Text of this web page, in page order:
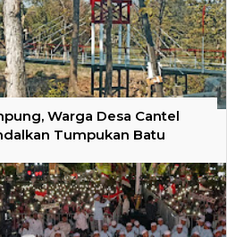
Warga Desa Cantel
Tumpukan Batu